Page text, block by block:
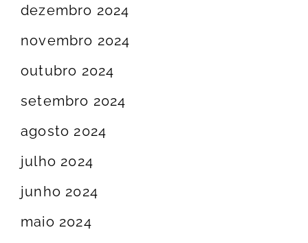
dezembro 2024
novembro 2024
outubro 2024
setembro 2024
agosto 2024
julho 2024
junho 2024
maio 2024